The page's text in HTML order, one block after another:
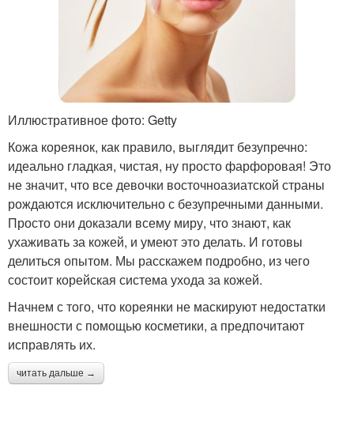
Иллюстративное фото: Getty
Кожа кореянок, как правило, выглядит безупречно:
идеально гладкая, чистая, ну просто фарфоровая! Это
не значит, что все девочки восточноазиатской страны
рождаются исключительно с безупречными данными.
Просто они доказали всему миру, что знают, как
ухаживать за кожей, и умеют это делать. И готовы
делиться опытом. Мы расскажем подробно, из чего
состоит корейская система ухода за кожей.
Начнем с того, что кореянки не маскируют недостатки
внешности с помощью косметики, а предпочитают
исправлять их.
читать дальше →